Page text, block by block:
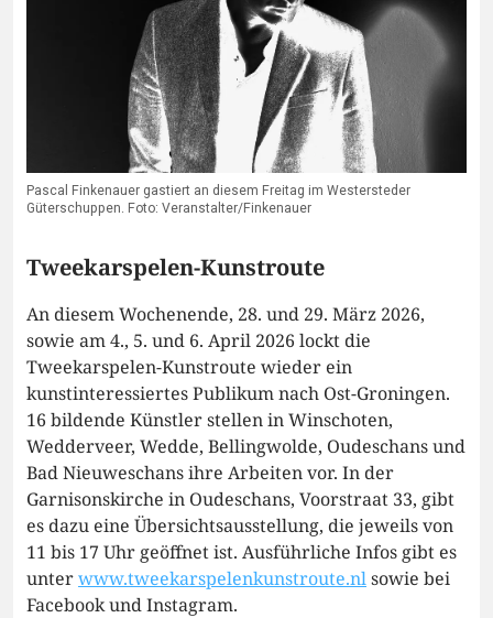
Pascal Finkenauer gastiert an diesem Freitag im Westersteder
Güterschuppen. Foto: Veranstalter/Finkenauer
Tweekarspelen-Kunstroute
An diesem Wochenende, 28. und 29. März 2026,
sowie am 4., 5. und 6. April 2026 lockt die
Tweekarspelen-Kunstroute wieder ein
kunstinteressiertes Publikum nach Ost-Groningen.
16 bildende Künstler stellen in Winschoten,
Wedderveer, Wedde, Bellingwolde, Oudeschans und
Bad Nieuweschans ihre Arbeiten vor. In der
Garnisonskirche in Oudeschans, Voorstraat 33, gibt
es dazu eine Übersichtsausstellung, die jeweils von
11 bis 17 Uhr geöffnet ist. Ausführliche Infos gibt es
unterwww.tweekarspelenkunstroute.nlsowie bei
Facebook und Instagram.